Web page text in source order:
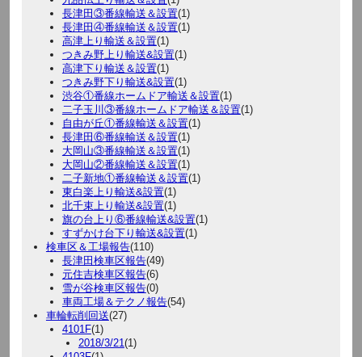
長津田③番線輸送＆設置(1)
長津田④番線輸送＆設置(1)
高津上り輸送＆設置(1)
つきみ野上り輸送&設置(1)
高津下り輸送＆設置(1)
つきみ野下り輸送&設置(1)
渋谷①番線ホームドア輸送＆設置(1)
二子玉川③番線ホームドア輸送＆設置(1)
自由が丘①番線輸送＆設置(1)
長津田⑥番線輸送＆設置(1)
大岡山③番線輸送＆設置(1)
大岡山②番線輸送＆設置(1)
二子新地①番線輸送＆設置(1)
東白楽上り輸送&設置(1)
北千束上り輸送&設置(1)
旗の台上り⑥番線輸送&設置(1)
すずかけ台下り輸送&設置(1)
検車区＆工場報告(110)
長津田検車区報告(49)
元住吉検車区報告(6)
雪が谷検車区報告(0)
車両工場＆テクノ報告(54)
車輪転削回送(27)
4101F(1)
2018/3/21(1)